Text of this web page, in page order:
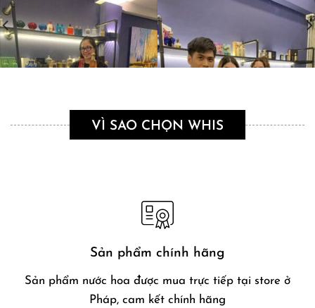
VÌ SAO CHỌN WHIS
Sản phẩm chính hãng
Sản phẩm nước hoa được mua trực tiếp tại store ở
Pháp, cam kết chính hãng